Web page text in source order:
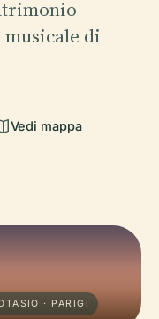
di
Vedi mappa
· PARIGI